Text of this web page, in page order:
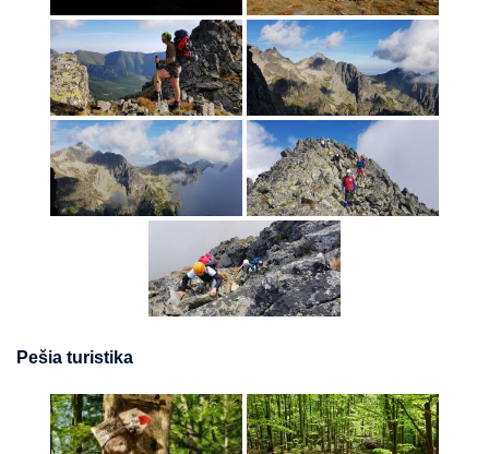
Pešia turistika